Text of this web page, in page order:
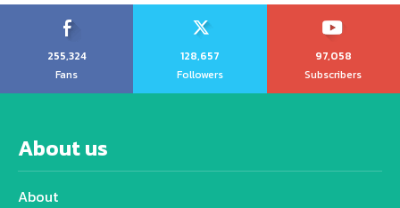
255,324
Fans
128,657
Followers
97,058
Subscribers
About us
About